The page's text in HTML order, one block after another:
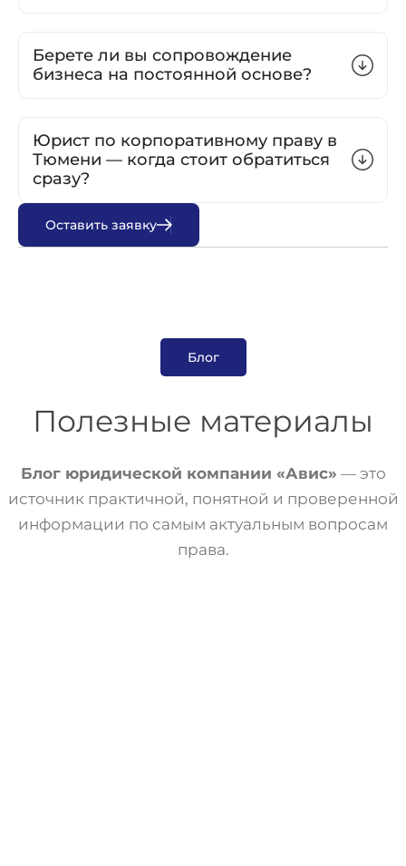
Берете ли вы сопровождение
бизнеса на постоянной основе?
Юрист по корпоративному праву в
Тюмени — когда стоит обратиться
сразу?
Оставить заявку
Блог
Полезные материалы
Блог юридической компании «Авис» — это
источник практичной, понятной и проверенной
информации по самым актуальным вопросам
права.